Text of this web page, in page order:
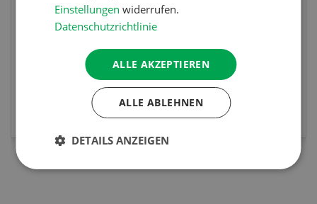
Poulet mit Spinat-Dörrtomaten-Rahmsauce
(Gut zu wissen: Bandnudeln mit etwas
geschmolzener Butter und Pfeffer verfeinern).
MEHR ERFAHREN
Einstellungen widerrufen.
Datenschutzrichtlinie
ALLE AKZEPTIEREN
ALLE ABLEHNEN
DETAILS ANZEIGEN